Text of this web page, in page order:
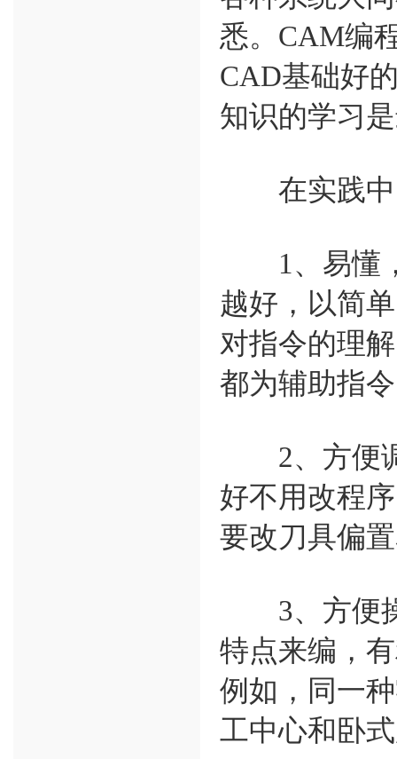
悉。CAM编
CAD基础好
知识的学习
在实践中
1、易懂，
越好，以简
对指令的理
都为辅助指
2、方便调
好不用改程
要改刀具偏
3、方便操
特点来编，
例如，同一
工中心和卧